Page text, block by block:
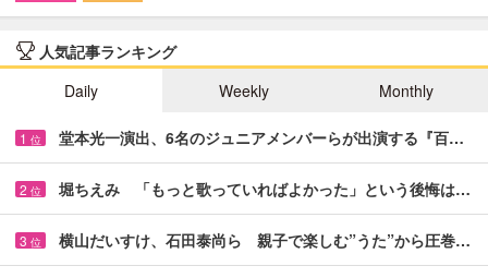
人気記事ランキング
Daily
Weekly Monthly
1 位 堂本光一演出、6名のジュニアメンバーらが出演する『百…
2 位 堀ちえみ 「もっと歌っていればよかった」という後悔は…
3 位 横山だいすけ、石田泰尚ら 親子で楽しむ”うた”から圧巻…